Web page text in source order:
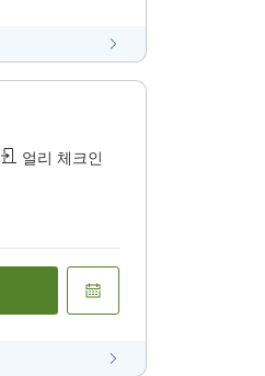
얼리 체크인